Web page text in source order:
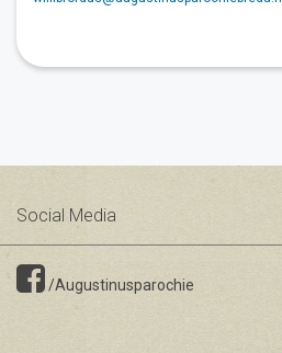
Social Media
/Augustinusparochie